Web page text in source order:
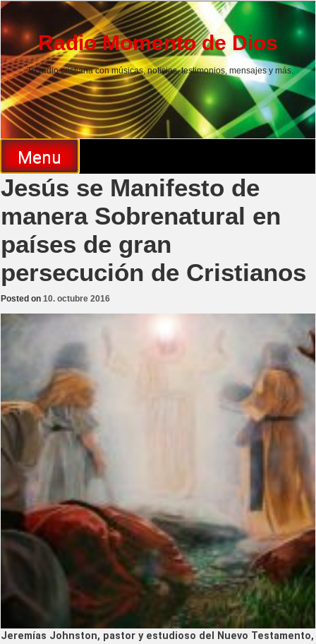
Skip
to
contentRadio Momento de Dios
Tu radio cristiana con músicas, noticias, testimonios, mensajes y más.
Menu
Jesús se Manifesto de
manera Sobrenatural en
países de gran
persecución de Cristianos
Posted on 10. octubre 2016
Jeremías Johnston, pastor y estudioso del Nuevo Testamento,